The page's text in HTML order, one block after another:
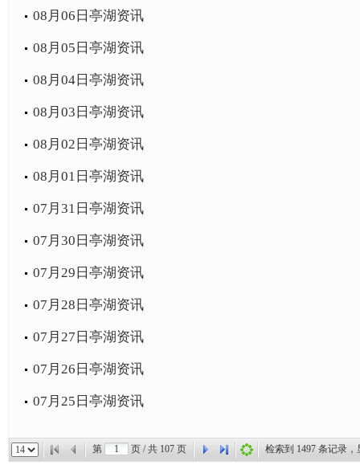
08月06日亭湖资讯
08月05日亭湖资讯
08月04日亭湖资讯
08月03日亭湖资讯
08月02日亭湖资讯
08月01日亭湖资讯
07月31日亭湖资讯
07月30日亭湖资讯
07月29日亭湖资讯
07月28日亭湖资讯
07月27日亭湖资讯
07月26日亭湖资讯
07月25日亭湖资讯
第 页 / 共 107 页 检索到 1497 条记录